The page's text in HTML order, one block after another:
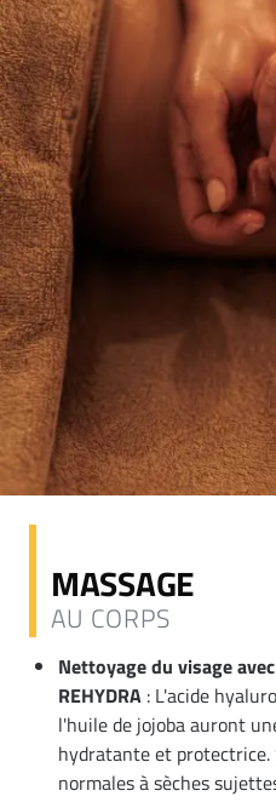
MASSAGE
AU CORPS
Nettoyage du visage
REHYDRA : L'acide
l'huile de jojoba auront
hydratante et protectrice.
normales à sèches